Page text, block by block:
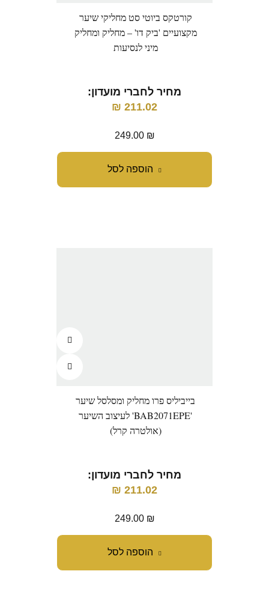
הוספה לסל
קורטקס ביוטי סט מחליקי שיער
מקצועיים 'ביק דו' – מחליק ומחליק
מיני לנסיעות
מחיר לחברי מועדון:
211.02
₪
249.00 ₪
הוספה לסל
בייביליס פרו מחליק ומסלסל שיער
'BAB2071EPE' לעיצוב השיער
(אולטרה קרל)
מחיר לחברי מועדון:
211.02
₪
249.00 ₪